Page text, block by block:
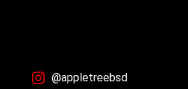
@appletreebsd